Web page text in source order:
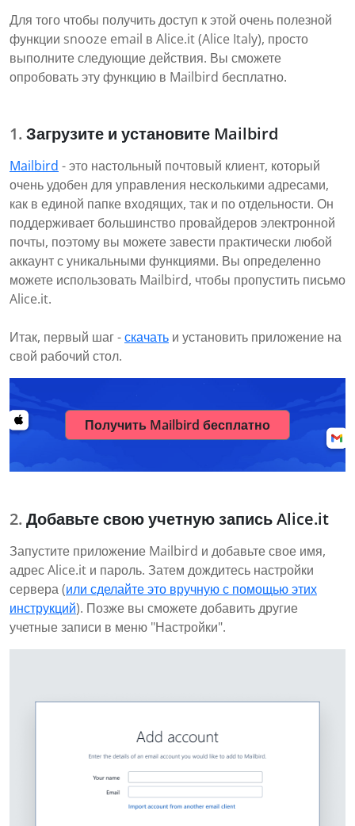
Для того чтобы получить доступ к этой очень полезной
функции snooze email в Alice.it (Alice Italy), просто
выполните следующие действия. Вы сможете
опробовать эту функцию в Mailbird бесплатно.
Загрузите и установите Mailbird
Mailbird - это настольный почтовый клиент, который
очень удобен для управления несколькими адресами,
как в единой папке входящих, так и по отдельности. Он
поддерживает большинство провайдеров электронной
почты, поэтому вы можете завести практически любой
аккаунт с уникальными функциями. Вы определенно
можете использовать Mailbird, чтобы пропустить письмо
Alice.it.
Итак, первый шаг -скачать и установить приложение на
свой рабочий стол.
Получить Mailbird бесплатно
Добавьте свою учетную запись Alice.it
Запустите приложение Mailbird и добавьте свое имя,
адрес Alice.it и пароль. Затем дождитесь настройки
сервера (или сделайте это вручную с помощью этих
инструкций). Позже вы сможете добавить другие
учетные записи в меню "Настройки".